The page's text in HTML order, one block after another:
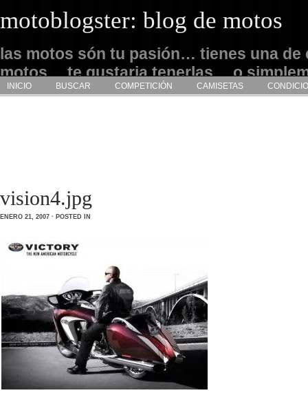
motoblogster: blog de motos
las motos són tu pasión… tienes una de
motos… te gustaria tenerlas… o
admirarlas… este es tu sitio
INICIO BUSCAR COMPETICIÓN CAMISETAS
vision4.jpg
ENERO 21, 2007 · POSTED IN